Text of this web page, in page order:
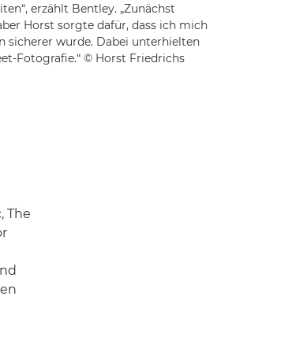
erzählt Bentley. „Zunächst
Horst sorgte dafür, dass ich mich
sicherer wurde. Dabei unterhielten
Fotografie.“ © Horst Friedrichs
The